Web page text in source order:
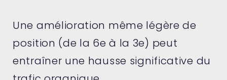
Une amélioration même légère de
position (de la 6e à la 3e) peut
entraîner une hausse significative du